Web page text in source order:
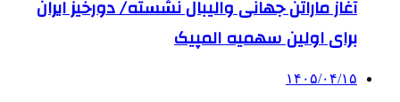
آغاز ماراتن جهانی والیبال نشسته/ دورخیز ایران
برای اولین سهمیه المپیک
۱۴۰۵/۰۴/۱۵